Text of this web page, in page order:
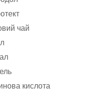
чай
кислота